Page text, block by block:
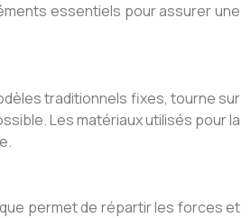
essentiels pour assurer une
traditionnels fixes, tourne sur
Les matériaux utilisés pour la
permet de répartir les forces et